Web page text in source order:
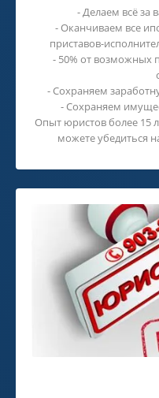
- Делаем всё за
- Оканчиваем все
приставов-
- 50% от возможных
- Сохраняем
- Сохраняем
Опыт юристов более 15
можете убедиться